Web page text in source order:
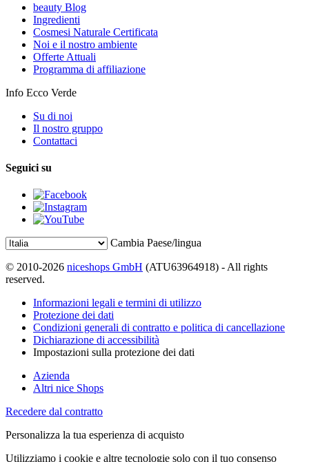
beauty Blog
Ingredienti
Cosmesi Naturale Certificata
Noi e il nostro ambiente
Offerte Attuali
Programma di affiliazione
Info Ecco Verde
Su di noi
Il nostro gruppo
Contattaci
Seguici su
Cambia Paese/lingua
© 2010-2026 niceshops GmbH (ATU63964918) - All rights
reserved.
Informazioni legali e termini di utilizzo
Protezione dei dati
Condizioni generali di contratto e politica di cancellazione
Dichiarazione di accessibilità
Impostazioni sulla protezione dei dati
Azienda
Altri nice Shops
Recedere dal contratto
Personalizza la tua esperienza di acquisto
Utilizziamo i cookie e altre tecnologie solo con il tuo consenso